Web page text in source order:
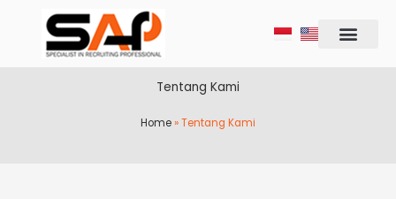
Tentang Kami
Home»Tentang Kami